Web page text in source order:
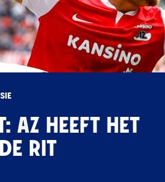
AZ HEEFT HET
RIT